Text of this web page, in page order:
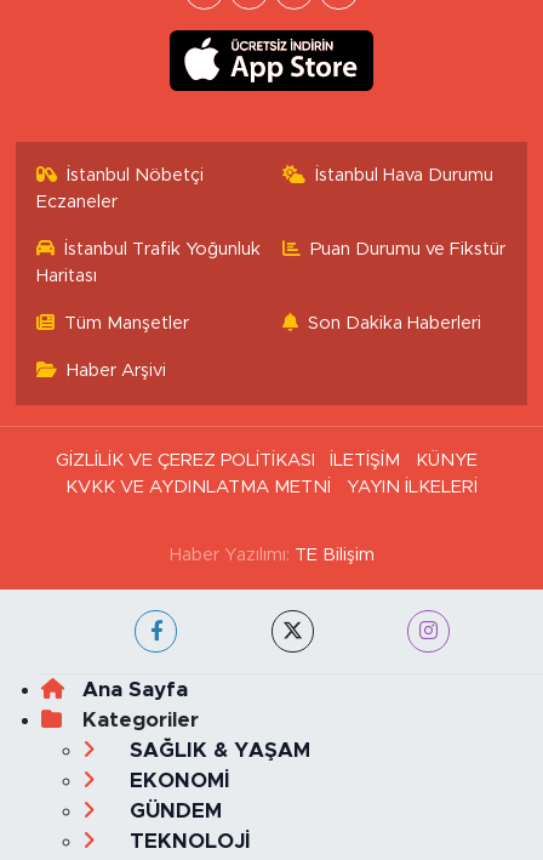
İstanbul Nöbetçi
Eczaneler
İstanbul Hava Durumu
İstanbul Trafik Yoğunluk
Haritası
Puan Durumu ve Fikstür
Tüm Manşetler Son Dakika Haberleri
Haber Arşivi
GİZLİLİK VE ÇEREZ POLİTİKASI İLETİŞİM
KÜNYE
KVKK VE AYDINLATMA METNİ
YAYIN İLKELERİ
Haber Yazılımı: TE Bilişim
Ana Sayfa
Kategoriler
SAĞLIK & YAŞAM
EKONOMİ
GÜNDEM
TEKNOLOJİ